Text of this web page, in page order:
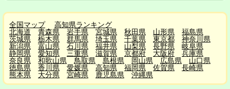
全国マップ
高知県ランキング
北海道
青森県 岩手県 宮城県 秋田県 山形県
福島県
茨城県
栃木県 群馬県 埼玉県 千葉県 東京都
神奈川県
新潟県
富山県 石川県 福井県 山梨県 長野県
岐阜県
静岡県
愛知県 三重県 滋賀県 京都府 大阪府
兵庫県
奈良県
和歌山県 鳥取県 島根県 岡山県 広島県
山口県
徳島県
香川県 愛媛県 高知県 福岡県 佐賀県
長崎県
熊本県
大分県 宮崎県 鹿児島県 沖縄県